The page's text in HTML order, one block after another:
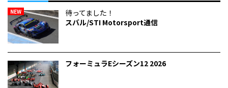
NEW
待ってました！
スバル/STI Motorsport通信
フォーミュラEシーズン12 2026